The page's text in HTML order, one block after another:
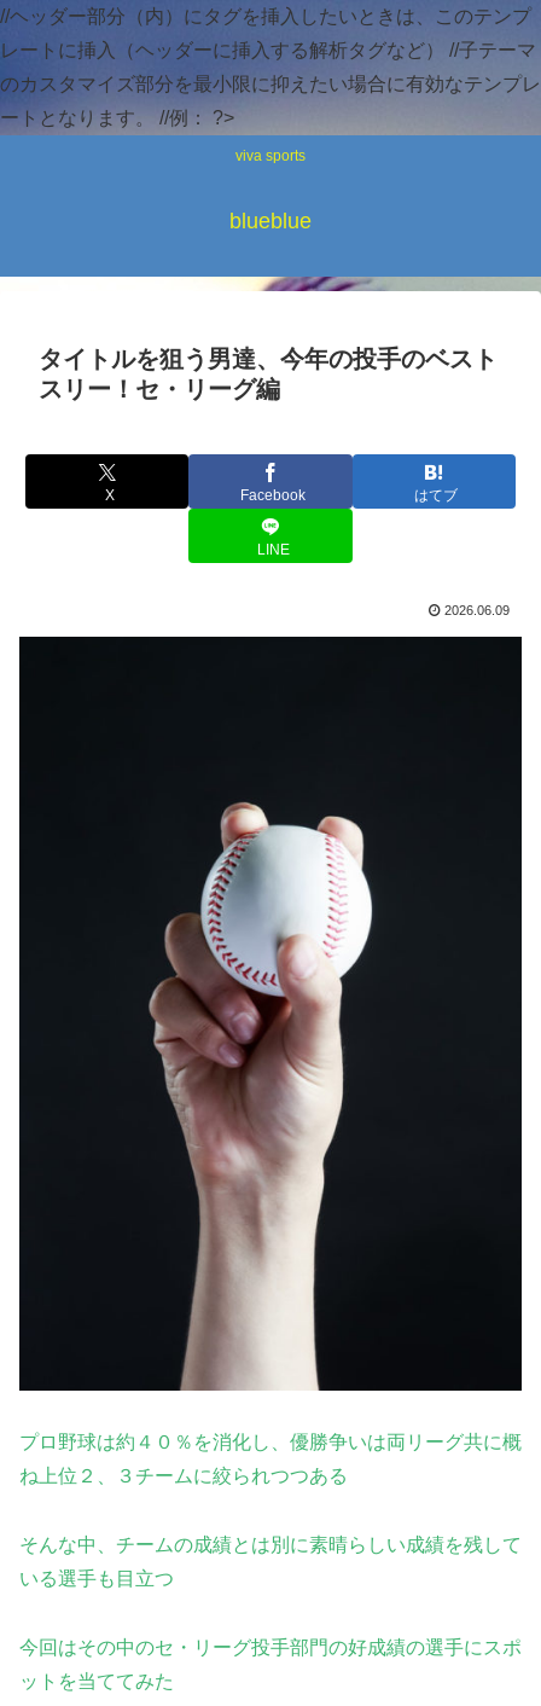
//ヘッダー部分（内）にタグを挿入したいときは、このテンプ
レートに挿入（ヘッダーに挿入する解析タグなど） //子テーマ
のカスタマイズ部分を最小限に抑えたい場合に有効なテンプレ
ートとなります。 //例：
?>
viva sports
blueblue
タイトルを狙う男達、今年の投手のベスト
スリー！セ・リーグ編
X Facebook はてブ
LINE
2026.06.09
プロ野球は約４０％を消化し、優勝争いは両リーグ共に概
ね上位２、３チームに絞られつつある
そんな中、チームの成績とは別に素晴らしい成績を残して
いる選手も目立つ
今回はその中のセ・リーグ投手部門の好成績の選手にスポ
ットを当ててみた